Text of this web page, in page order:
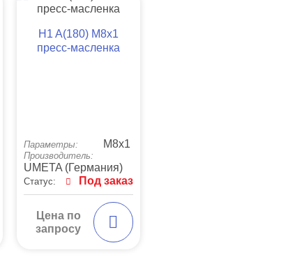
H1 A(180) M8x1
пресс-масленка
Параметры: М8х1
Производитель:
UMETA (Германия)
Статус: Под заказ
Цена по
запросу